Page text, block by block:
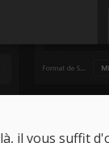
il vous suffit